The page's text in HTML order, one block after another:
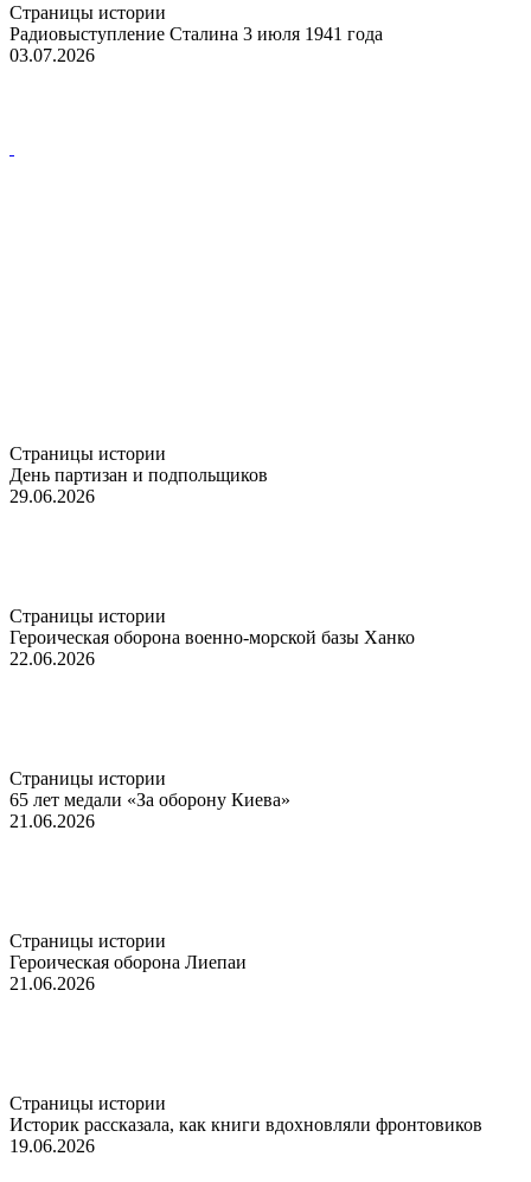
Страницы истории
Радиовыступление Сталина 3 июля 1941 года
03.07.2026
Страницы истории
День партизан и подпольщиков
29.06.2026
Страницы истории
Героическая оборона военно-морской базы Ханко
22.06.2026
Страницы истории
65 лет медали «За оборону Киева»
21.06.2026
Страницы истории
Героическая оборона Лиепаи
21.06.2026
Страницы истории
Историк рассказала, как книги вдохновляли фронтовиков
19.06.2026